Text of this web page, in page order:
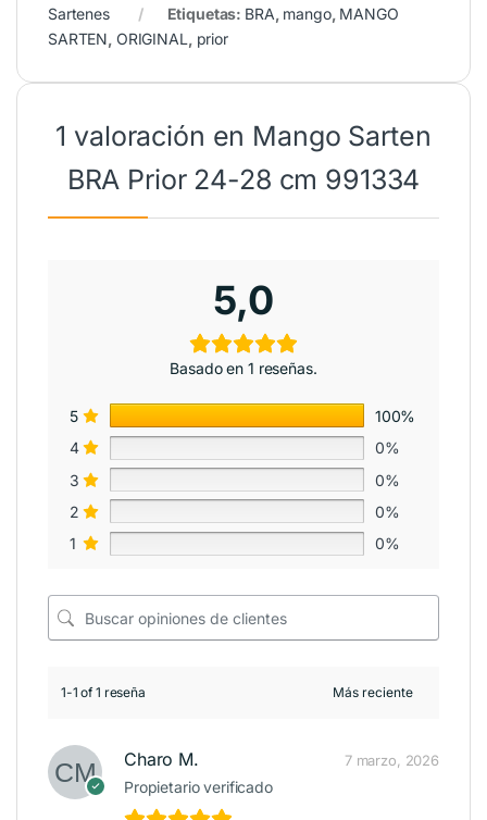
Sartenes
Etiquetas: BRA, mango, MANGO
SARTEN, ORIGINAL, prior
1 valoración en Mango Sarten
BRA Prior 24-28 cm 991334
5,0
Basado en 1 reseñas.
5
100%
4
0%
3
0%
2
0%
1
0%
1-1 of 1 reseña
Charo M.
Propietario verificado
7 marzo, 2026